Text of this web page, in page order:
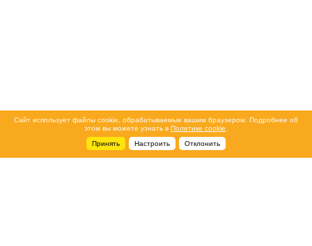
Сайт использует файлы cookie, обрабатываемые вашим браузером. Подробнее об
этом вы можете узнать в Политике cookie
Принять
Настроить Отклонить